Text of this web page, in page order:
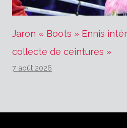
Jaron « Boots » Ennis
collecte de ceintures »
7 août 2026